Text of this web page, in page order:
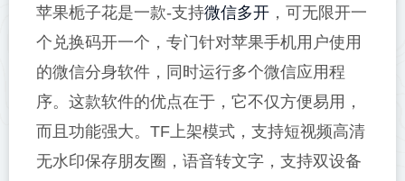
苹果栀子花是一款-支持微信多开 ，可无限开一
个兑换码开一个，专门针对苹果手机用户使用
的微信分身软件，同时运行多个微信应用程
序。这款软件的优点在于，它不仅方便易用，
而且功能强大。TF上架模式，支持短视频高清
无水印保存朋友圈，语音转文字，支持双设备